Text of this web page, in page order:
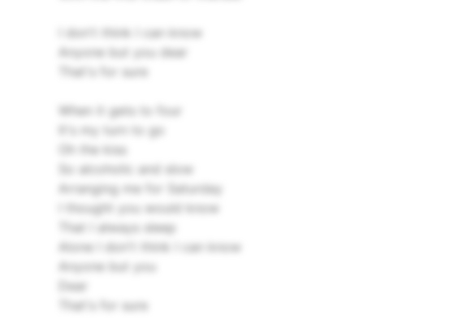
I don't think I can know
Anyone but you dear
That's for sure
When it gets to four
It's my turn to go
Oh the kiss
So alcoholic and slow
Arranging me for Saturday
I thought you would know
That I always sleep
Alone
I don't think I can know
Anyone but you
Dear
That's for sure